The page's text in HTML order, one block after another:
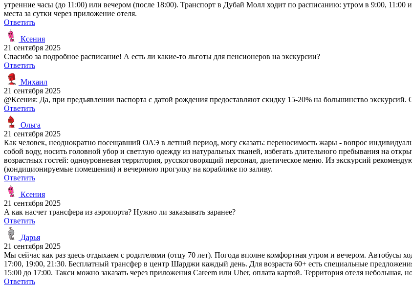
утренние часы (до 11:00) или вечером (после 18:00). Транспорт в Дубай Молл ходит по расписанию: утром в 9:00,
места за сутки через приложение отеля.
Ответить
Ксения
21 сентября 2025
Спасибо за подробное расписание! А есть ли какие-то льготы для пенсионеров на экскурсии?
Ответить
Михаил
21 сентября 2025
@Ксения: Да, при предъявлении паспорта с датой рождения предоставляют скидку 15-20% на большинство
Ответить
Ольга
21 сентября 2025
Как человек, неоднократно посещавший ОАЭ в летний период, могу сказать: переносимость жары - вопрос
собой воду, носить головной убор и светлую одежду из натуральных тканей, избегать длительного пребывания на
возрастных гостей: одноуровневая территория, русскоговорящий персонал, диетическое меню. Из экскурсий
(кондиционируемые помещения) и вечернюю прогулку на кораблике по заливу.
Ответить
Ксения
21 сентября 2025
А как насчет трансфера из аэропорта? Нужно ли заказывать заранее?
Ответить
Дарья
21 сентября 2025
Мы сейчас как раз здесь отдыхаем с родителями (отцу 70 лет). Погода вполне комфортная утром и вечером. Автобусы
17:00, 19:00, 21:30. Бесплатный трансфер в центр Шарджи каждый день. Для возраста 60+ есть специальные
15:00 до 17:00. Такси можно заказать через приложения Careem или Uber, оплата картой. Территория отеля небольшая,
Ответить